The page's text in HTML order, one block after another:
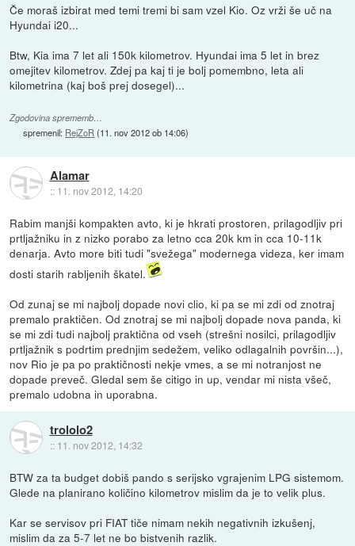
Če moraš izbirat med temi tremi bi sam vzel Kio. Oz vrži še uč na
Hyundai i20...
Btw, Kia ima 7 let ali 150k kilometrov. Hyundai ima 5 let in brez
omejitev kilometrov. Zdej pa kaj ti je bolj pomembno, leta ali
kilometrina (kaj boš prej dosegel)...
Zgodovina sprememb…
spremenil: RejZoR (11. nov 2012 ob 14:06)
Alamar
:: 11. nov 2012, 14:20
Rabim manjši kompakten avto, ki je hkrati prostoren, prilagodljiv pri
prtljažniku in z nizko porabo za letno cca 20k km in cca 10-11k
denarja. Avto more biti tudi "svežega" modernega videza, ker imam
dosti starih rabljenih škatel.
Od zunaj se mi najbolj dopade novi clio, ki pa se mi zdi od znotraj
premalo praktičen. Od znotraj se mi najbolj dopade nova panda, ki
se mi zdi tudi najbolj praktična od vseh (strešni nosilci, prilagodljiv
prtljažnik s podrtim prednjim sedežem, veliko odlagalnih površin...),
nov Rio je pa po praktičnosti nekje vmes, a se mi notranjost ne
dopade preveč. Gledal sem še citigo in up, vendar mi nista všeč,
premalo udobna in uporabna.
trololo2
:: 11. nov 2012, 14:32
BTW za ta budget dobiš pando s serijsko vgrajenim LPG sistemom.
Glede na planirano količino kilometrov mislim da je to velik plus.
Kar se servisov pri FIAT tiče nimam nekih negativnih izkušenj,
mislim da za 5-7 let ne bo bistvenih razlik.